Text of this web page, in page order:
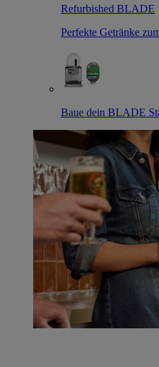
Refurbished BLADE
Perfekte Getränke
Baue dein BLADE